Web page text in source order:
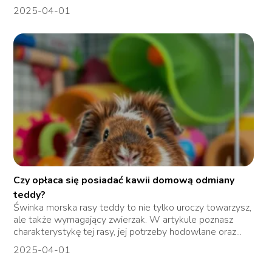
2025-04-01
Czy opłaca się posiadać kawii domową odmiany
teddy?
Świnka morska rasy teddy to nie tylko uroczy towarzysz,
ale także wymagający zwierzak. W artykule poznasz
charakterystykę tej rasy, jej potrzeby hodowlane oraz...
2025-04-01